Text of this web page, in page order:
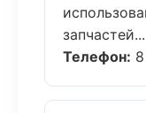
Телефон: